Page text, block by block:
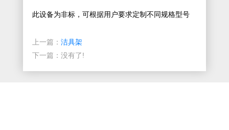
此设备为非标，可根据用户要求定制不同规格型号
上一篇： 洁具架
下一篇：没有了!